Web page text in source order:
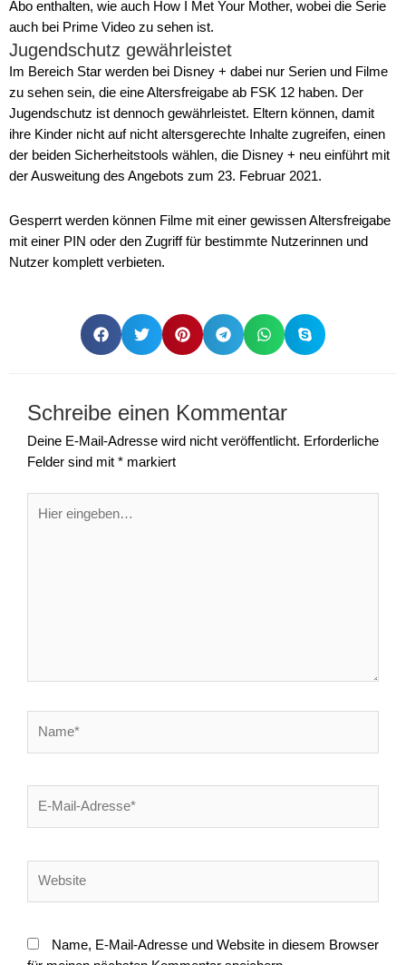
Abo enthalten, wie auch How I Met Your Mother, wobei die Serie
auch bei Prime Video zu sehen ist.
Jugendschutz gewährleistet
Im Bereich Star werden bei Disney + dabei nur Serien und Filme
zu sehen sein, die eine Altersfreigabe ab FSK 12 haben. Der
Jugendschutz ist dennoch gewährleistet. Eltern können, damit
ihre Kinder nicht auf nicht altersgerechte Inhalte zugreifen, einen
der beiden Sicherheitstools wählen, die Disney + neu einführt mit
der Ausweitung des Angebots zum 23. Februar 2021.
Gesperrt werden können Filme mit einer gewissen Altersfreigabe
mit einer PIN oder den Zugriff für bestimmte Nutzerinnen und
Nutzer komplett verbieten.
Schreibe einen Kommentar
Deine E-Mail-Adresse wird nicht veröffentlicht. Erforderliche
Felder sind mit * markiert
eingeben…
Mail-
Name, E-Mail-Adresse und Website in diesem Browser